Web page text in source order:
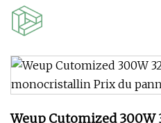
Weup Cutomized 300W